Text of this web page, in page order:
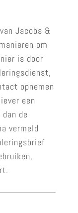
Jacobs &
om
is door
opnemen
een
de
vermeld